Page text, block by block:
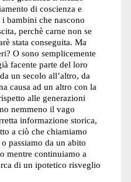
di coscienza e
bambini che nascono
perchè carne non se
stata conseguita. Ma
O sono semplicemente
facente parte del loro
un secolo all’altro, da
causa ad un altro con la
alle generazioni
nemmeno il vago
informazione storica,
a ciò che chiamiamo
passiamo da un abito
mentre continuiamo a
di un ipotetico risveglio